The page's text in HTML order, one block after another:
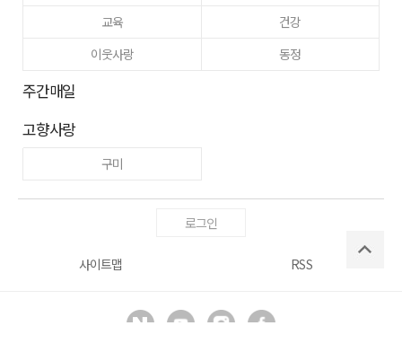
교육
건강
이웃사랑
동정
주간매일
고향사랑
구미
로그인
사이트맵 RSS